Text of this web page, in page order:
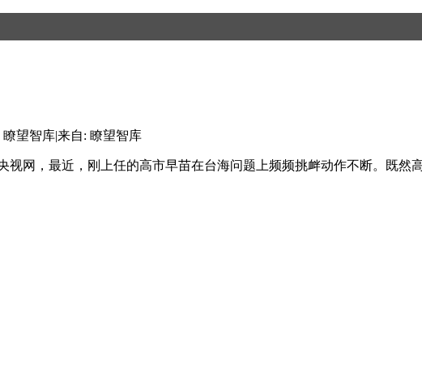
瞭望智库|来自: 瞭望智库
视网，最近，刚上任的高市早苗在台海问题上频频挑衅动作不断。既然